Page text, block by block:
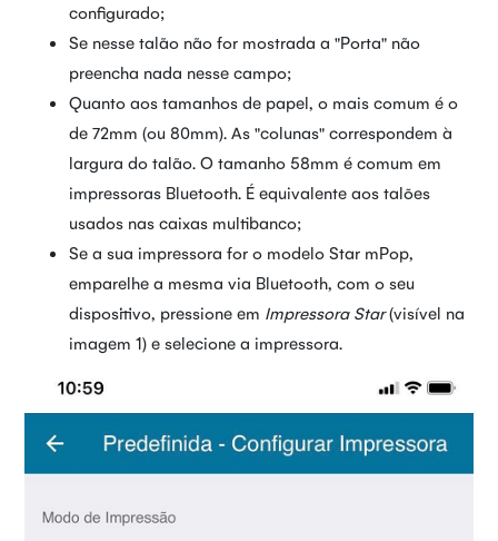
configurado;
Se nesse talão não for mostrada a "Porta" não
preencha nada nesse campo;
Quanto aos tamanhos de papel, o mais comum é o
de 72mm (ou 80mm). As "colunas" correspondem à
largura do talão. O tamanho 58mm é comum em
impressoras Bluetooth. É equivalente aos talões
usados nas caixas multibanco;
Se a sua impressora for o modelo Star mPop,
emparelhe a mesma via Bluetooth, com o seu
dispositivo, pressione em Impressora Star(visível na
imagem 1) e selecione a impressora.